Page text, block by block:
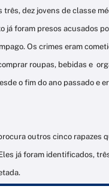
três, dez jovens de classe
já foram presos acusados
Os crimes eram
roupas, bebidas e
o fim do ano passado e
outros cinco rapazes
já foram identificados,